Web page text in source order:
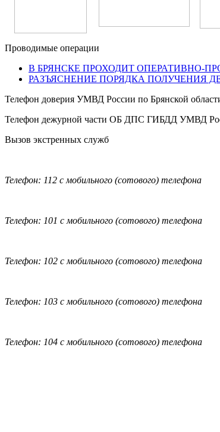
Проводимые операции
В БРЯНСКЕ ПРОХОДИТ ОПЕРАТИВНО-
РАЗЪЯСНЕНИЕ ПОРЯДКА ПОЛУЧЕНИЯ
Телефон доверия УМВД России по Брянской
Телефон дежурной части ОБ ДПС ГИБДД УМВД
Вызов экстренных служб
Телефон: 112 с мобильного (сотового) телефона
Телефон: 101 с мобильного (сотового) телефона
Телефон: 102 с мобильного (сотового) телефона
Телефон: 103 с мобильного (сотового) телефона
Телефон: 104 с мобильного (сотового) телефона